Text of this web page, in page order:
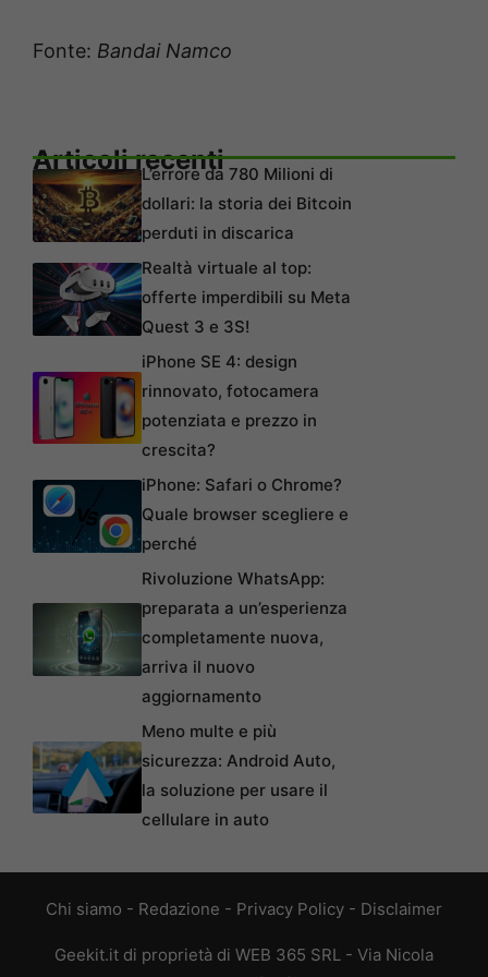
Fonte: Bandai Namco
Articoli recentiL’errore da 780 Milioni di
dollari: la storia dei Bitcoin
perduti in discarica
Realtà virtuale al top:
offerte imperdibili su Meta
Quest 3 e 3S!
iPhone SE 4: design
rinnovato, fotocamera
potenziata e prezzo in
crescita?
iPhone: Safari o Chrome?
Quale browser scegliere e
perché
Rivoluzione WhatsApp:
preparata a un’esperienza
completamente nuova,
arriva il nuovo
aggiornamento
Meno multe e più
sicurezza: Android Auto,
la soluzione per usare il
cellulare in auto
Chi siamo - Redazione - Privacy Policy - Disclaimer
Geekit.it di proprietà di WEB 365 SRL - Via Nicola